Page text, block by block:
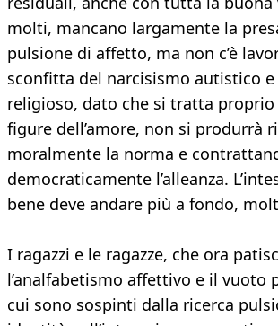
molti, mancano largamente la
pulsione di affetto, ma non c’è
sconfitta del narcisismo autistico
religioso, dato che si tratta
figure dell’amore, non si produrrà
moralmente la norma e
democraticamente l’alleanza.
bene deve andare più a fondo,
I ragazzi e le ragazze, che ora
l’analfabetismo affettivo e il vuoto
cui sono sospinti dalla ricerca